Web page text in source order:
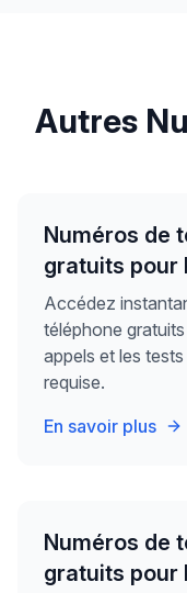
Autres
Numéros de
gratuits pour
Accédez
téléphone
appels et les
requise.
En savoir plus
Numéros de
gratuits pour